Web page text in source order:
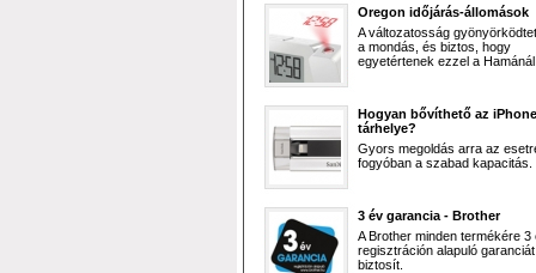
Oregon időjárás-állomások
A változatosság
a mondás, és biztos, hogy
egyetértenek ezzel a
Hogyan bővíthető az iPhone
tárhelye?
Gyors megoldás arra az
fogyóban a szabad kapacitás.
3 év garancia - Brother
A Brother minden termékére 3
regisztráción alapuló garanciát
biztosít.